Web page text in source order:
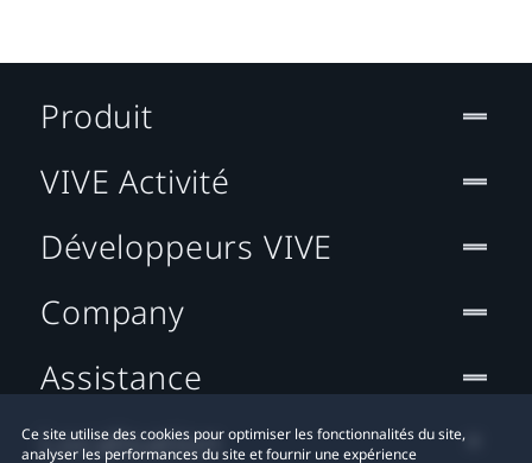
Ce site utilise des cookies pour optimiser les fonctionnalités du site,
analyser les performances du site et fournir une expérience
Produit
VIVE Activité
Développeurs VIVE
Company
Assistance
Localisation